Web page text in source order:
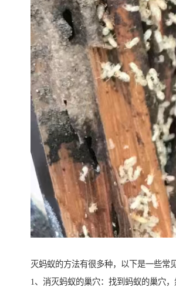
灭蚂蚁的方法有很多种，以下是一些常
1、消灭蚂蚁的巢穴：找到蚂蚁的巢穴